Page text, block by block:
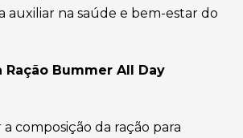
auxiliar na saúde e bem-estar do
Ração Bummer All Day
a composição da ração para